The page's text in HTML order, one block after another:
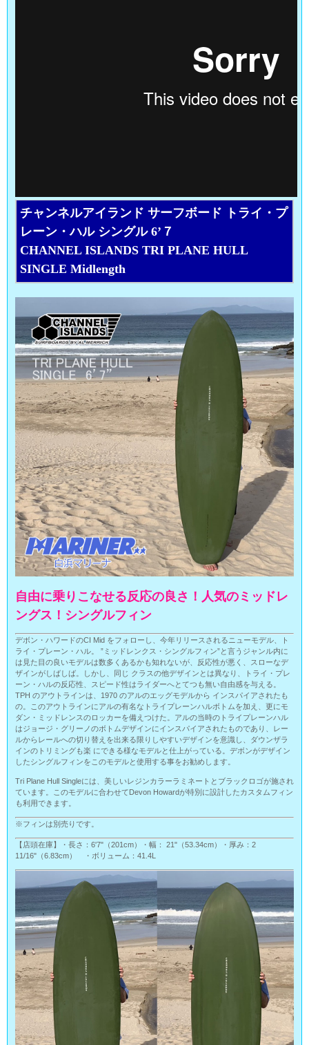
チャンネルアイランド サーフボード トライ・プ
レーン・ハル シングル 6’７
CHANNEL ISLANDS TRI PLANE HULL
SINGLE Midlength
自由に乗りこなせる反応の良さ！人気のミッドレ
ングス！シングルフィン
デボン・ハワードのCI Mid をフォローし、今年リリースされるニューモデル、ト
ライ・プレーン・ハル。 ”ミッドレンクス・シングルフィン”と言うジャンル内に
は見た目の良いモデルは数多くあるかも知れないが、反応性が悪く、スローなデ
ザインがしばしば。しかし、同じ クラスの他デザインとは異なり、トライ・プレ
ーン・ハルの反応性、スピード性はライダーへとてつも無い自由感を与える。
TPH のアウトラインは、1970 のアルのエッグモデルから インスパイアされたも
の。このアウトラインにアルの有名なトライプレーンハルボトムを加え、更にモ
ダン・ミッドレンスのロッカーを備えつけた。アルの当時のトライプレーンハル
はジョージ・グリーノのボトムデザインにインスパイアされたものであり、レー
ルからレールへの切り替えを出来る限りしやすいデザインを意識し、ダウンザラ
インのトリミングも楽 にできる様なモデルと仕上がっている。デボンがデザイン
したシングルフィンをこのモデルと使用する事をお勧めします。
Tri Plane Hull Singleには、美しいレジンカラーラミネートとブラックロゴが施され
ています。このモデルに合わせてDevon Howardが特別に設計したカスタムフィン
も利用できます。
※フィンは別売りです。
【店頭在庫】・長さ：6'7"（201cm）・幅： 21"（53.34cm）・厚み：2
11/16"（6.83cm） ・ボリューム：41.4L